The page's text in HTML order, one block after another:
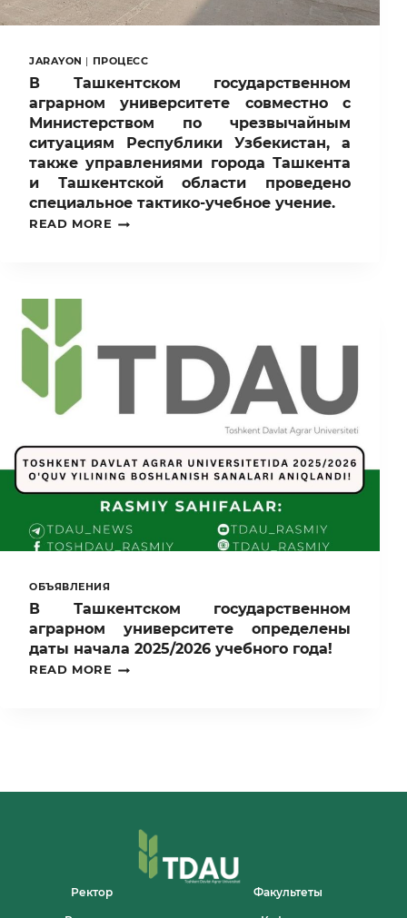
JARAYON | ПРОЦЕСС
В Ташкентском государственном
аграрном университете совместно с
Министерством по чрезвычайным
ситуациям Республики Узбекистан, а
также управлениями города Ташкента
и Ташкентской области проведено
специальное тактико-учебное учение.
READ MORE
В
СОВМЕСТНО
С
МИНИСТЕРСТВОМ
ПО
ЧРЕЗВЫЧАЙНЫМ
РЕСПУБЛИКИ
УЗБЕКИСТАН,
ГОРОДА
ТАШКЕНТА
ТАШКЕНТСКОЙ
ОБЛАСТИ
ПРОВЕДЕНО
УЧЕБНОЕ
УЧЕНИЕ.
ОБЪЯВЛЕНИЯ
В Ташкентском государственном
аграрном университете определены
даты начала 2025/2026 учебного года!
READ MORE
В
2025/2026
Ректор Факультеты